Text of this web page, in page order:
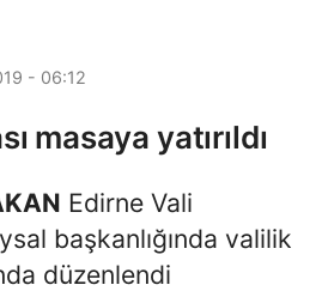
- 06:12
masaya yatırıldı
Edirne Vali
başkanlığında valilik
düzenlendi